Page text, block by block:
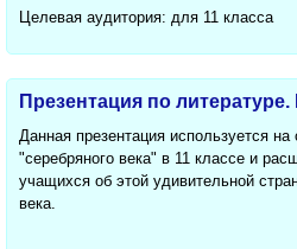
Целевая аудитория: для 11 класса
Презентация по
Данная презентация используется
"серебряного века" в 11 классе и
учащихся об этой удивительной
века.